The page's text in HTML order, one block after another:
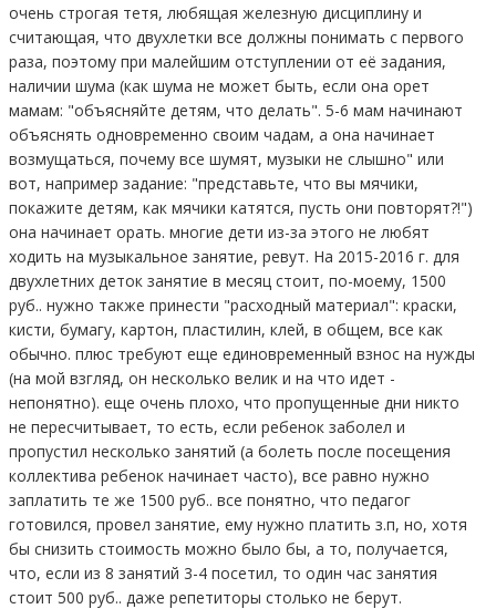
очень строгая тетя, любящая железную дисциплину и
считающая, что двухлетки все должны понимать с первого
раза, поэтому при малейшим отступлении от её задания,
наличии шума (как шума не может быть, если она орет
мамам: "объясняйте детям, что делать". 5-6 мам начинают
объяснять одновременно своим чадам, а она начинает
возмущаться, почему все шумят, музыки не слышно" или
вот, например задание: "представьте, что вы мячики,
покажите детям, как мячики катятся, пусть они повторят?!")
она начинает орать. многие дети из-за этого не любят
ходить на музыкальное занятие, ревут. На 2015-2016 г. для
двухлетних деток занятие в месяц стоит, по-моему, 1500
руб.. нужно также принести "расходный материал": краски,
кисти, бумагу, картон, пластилин, клей, в общем, все как
обычно. плюс требуют еще единовременный взнос на нужды
(на мой взгляд, он несколько велик и на что идет -
непонятно). еще очень плохо, что пропущенные дни никто
не пересчитывает, то есть, если ребенок заболел и
пропустил несколько занятий (а болеть после посещения
коллектива ребенок начинает часто), все равно нужно
заплатить те же 1500 руб.. все понятно, что педагог
готовился, провел занятие, ему нужно платить з.п, но, хотя
бы снизить стоимость можно было бы, а то, получается,
что, если из 8 занятий 3-4 посетил, то один час занятия
стоит 500 руб.. даже репетиторы столько не берут.